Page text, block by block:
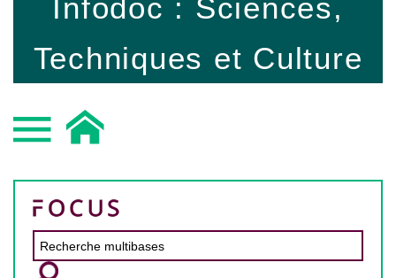
Infodoc : Sciences,
Techniques et Culture